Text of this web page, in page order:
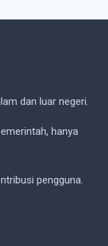
dan luar negeri.
hanya
pengguna.